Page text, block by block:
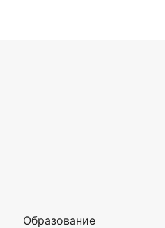
Образование